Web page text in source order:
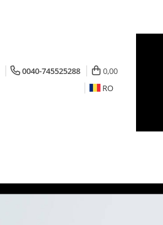
0040-745525288
0,00
RO